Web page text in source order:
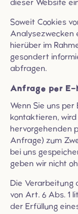
dieser Website
Soweit Cookies
Analysezwecken
hierüber im
gesondert
abfragen.
Anfrage per E-
Wenn Sie uns
kontaktieren,
hervorgehenden
Anfrage) zum
bei uns
geben wir nicht
Die Verarbeitung
von Art. 6 Abs. 1
der Erfüllung